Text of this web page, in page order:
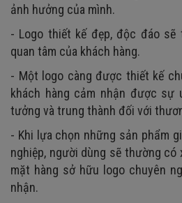
ảnh hưởng của mình.
- Logo thiết kế đẹp, độc đáo
quan tâm của khách hàng.
- Một logo càng được thiết kế
khách hàng cảm nhận được
tưởng và trung thành đối với
- Khi lựa chọn những sản phẩm
nghiệp, người dùng sẽ thường
mặt hàng sở hữu logo chuyên
nhận.